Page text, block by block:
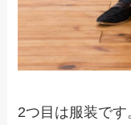
2つ目は服装で